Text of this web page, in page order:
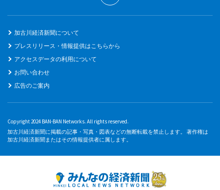
加古川経済新聞について
プレスリリース・情報提供はこちらから
アクセスデータの利用について
お問い合わせ
広告のご案内
Copyright 2024 BAN-BAN Networks. All rights reserved.
加古川経済新聞に掲載の記事・写真・図表などの無断転載を禁止します。 著作権は
加古川経済新聞またはその情報提供者に属します。